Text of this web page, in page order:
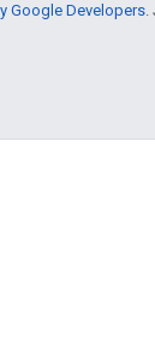
Google Developers.